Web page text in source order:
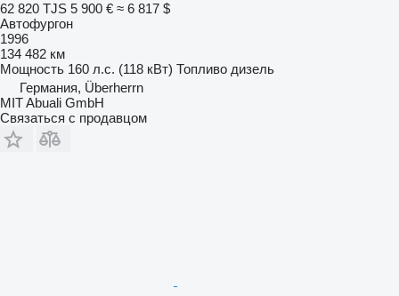
62 820 TJS 5 900 € ≈ 6 817 $
Автофургон
1996
134 482 км
Мощность 160 л.с. (118 кВт) Топливо дизель
Германия, Überherrn
MIT Abuali GmbH
Связаться с продавцом